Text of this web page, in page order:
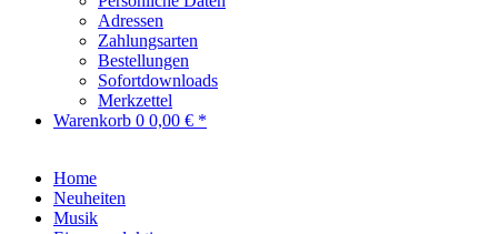
Adressen
Zahlungsarten
Bestellungen
Sofortdownloads
Merkzettel
Warenkorb 0 0,00 € *
Home
Neuheiten
Musik